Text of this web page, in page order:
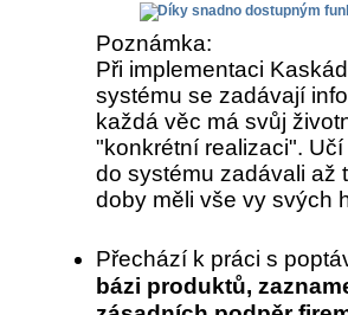
Poznámka:
Při implementaci
systému se zadávají
každá věc má svůj
"konkrétní realizaci".
do systému zadávali až
doby měli vše vy svých
Přechází k práci s
bázi produktů,